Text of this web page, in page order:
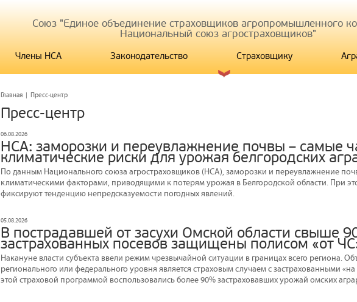
Союз "Единое объединение страховщиков агропромышленного
Национальный союз агростраховщиков"
Члены НСА Законодательство Страховщику
Главная | Пресс-центр
Пресс-центр
06.08.2026
НСА: заморозки и переувлажнение почвы – самые
климатические риски для урожая белгородских
По данным Национального союза агростраховщиков (НСА), заморозки и переувлажнение
климатическими факторами, приводящими к потерям урожая в Белгородской области. При
фиксируют тенденцию непредсказуемости погодных явлений.
05.08.2026
В пострадавшей от засухи Омской области свыше
застрахованных посевов защищены полисом «от
Накануне власти субъекта ввели режим чрезвычайной ситуации в границах всего региона.
регионального или федерального уровня является страховым случаем с застрахованными
этой страховой программой воспользовались более 90% застраховавших урожай омских